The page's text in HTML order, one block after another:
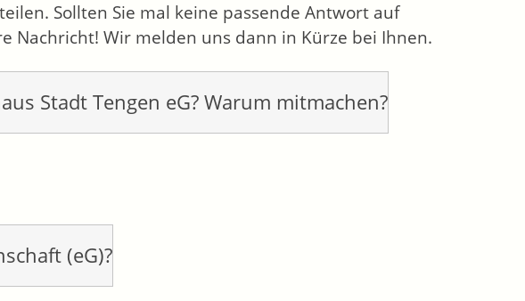
Sollten Sie mal keine passende Antwort auf
Nachricht! Wir melden uns dann in Kürze bei Ihnen.
Stadt Tengen eG? Warum mitmachen?
(eG)?